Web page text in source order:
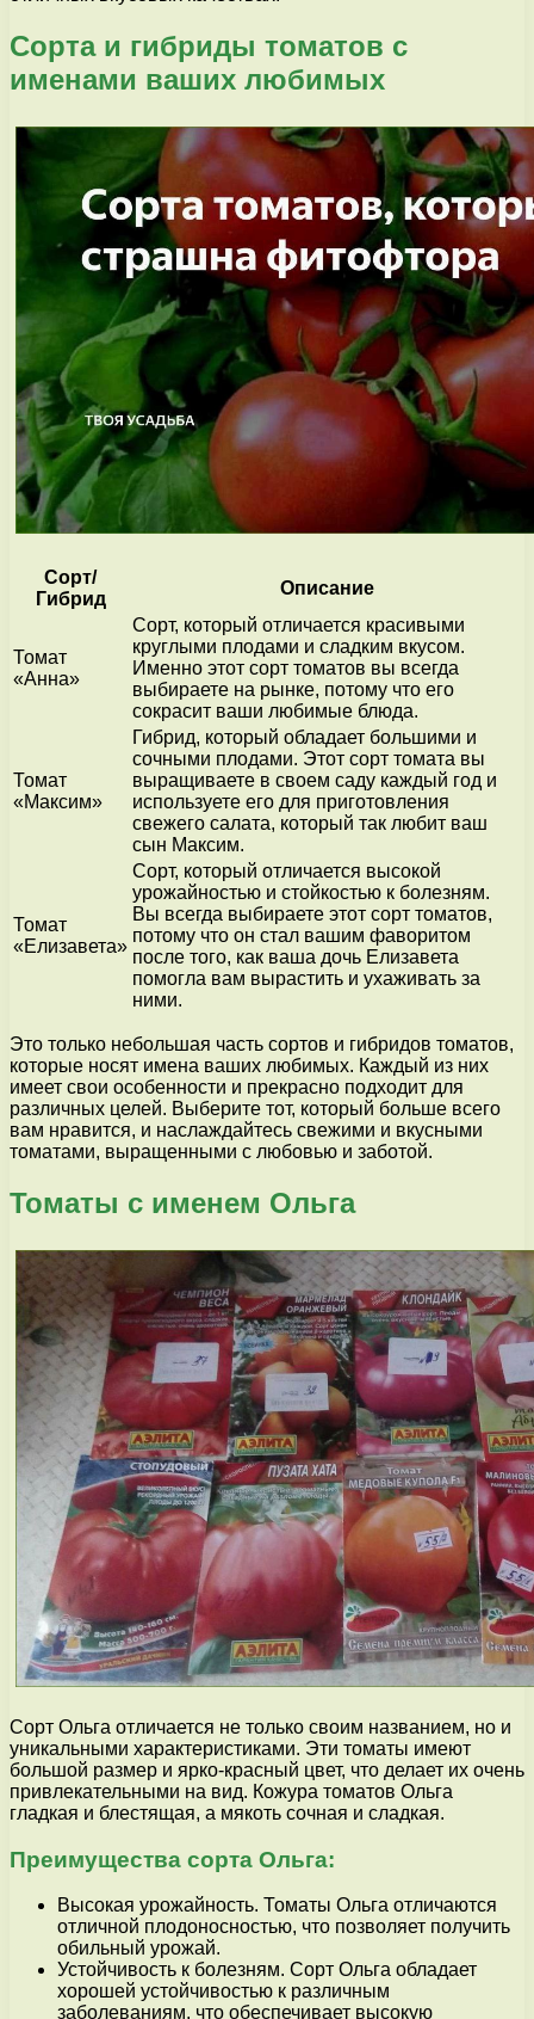
Сорта и гибриды томатов с
именами ваших любимых
Сорт/
Гибрид
Описание
Томат
«Анна»
Сорт, который отличается красивыми
круглыми плодами и сладким вкусом.
Именно этот сорт томатов вы всегда
выбираете на рынке, потому что его
сокрасит ваши любимые блюда.
Томат
«Максим»
Гибрид, который обладает большими и
сочными плодами. Этот сорт томата вы
выращиваете в своем саду каждый год и
используете его для приготовления
свежего салата, который так любит ваш
сын Максим.
Томат
«Елизавета»
Сорт, который отличается высокой
урожайностью и стойкостью к болезням.
Вы всегда выбираете этот сорт томатов,
потому что он стал вашим фаворитом
после того, как ваша дочь Елизавета
помогла вам вырастить и ухаживать за
ними.
Это только небольшая часть сортов и гибридов томатов,
которые носят имена ваших любимых. Каждый из них
имеет свои особенности и прекрасно подходит для
различных целей. Выберите тот, который больше всего
вам нравится, и наслаждайтесь свежими и вкусными
томатами, выращенными с любовью и заботой.
Томаты с именем Ольга
Сорт Ольга отличается не только своим названием, но и
уникальными характеристиками. Эти томаты имеют
большой размер и ярко-красный цвет, что делает их очень
привлекательными на вид. Кожура томатов Ольга
гладкая и блестящая, а мякоть сочная и сладкая.
Преимущества сорта Ольга:
Высокая урожайность. Томаты Ольга отличаются
отличной плодоносностью, что позволяет получить
обильный урожай.
Устойчивость к болезням. Сорт Ольга обладает
хорошей устойчивостью к различным
заболеваниям, что обеспечивает высокую